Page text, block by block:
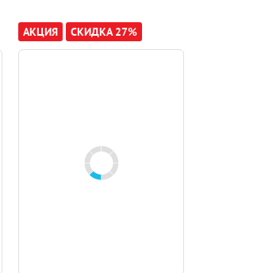
АКЦИЯ СКИДКА 27%